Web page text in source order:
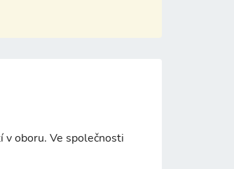
v oboru. Ve společnosti